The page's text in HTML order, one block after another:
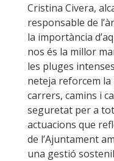
Cristina Civera,
responsable de
la importància
nos és la millor
les pluges
neteja reforcem
carrers, camins i
seguretat per a
actuacions que
de l’Ajuntament
una gestió